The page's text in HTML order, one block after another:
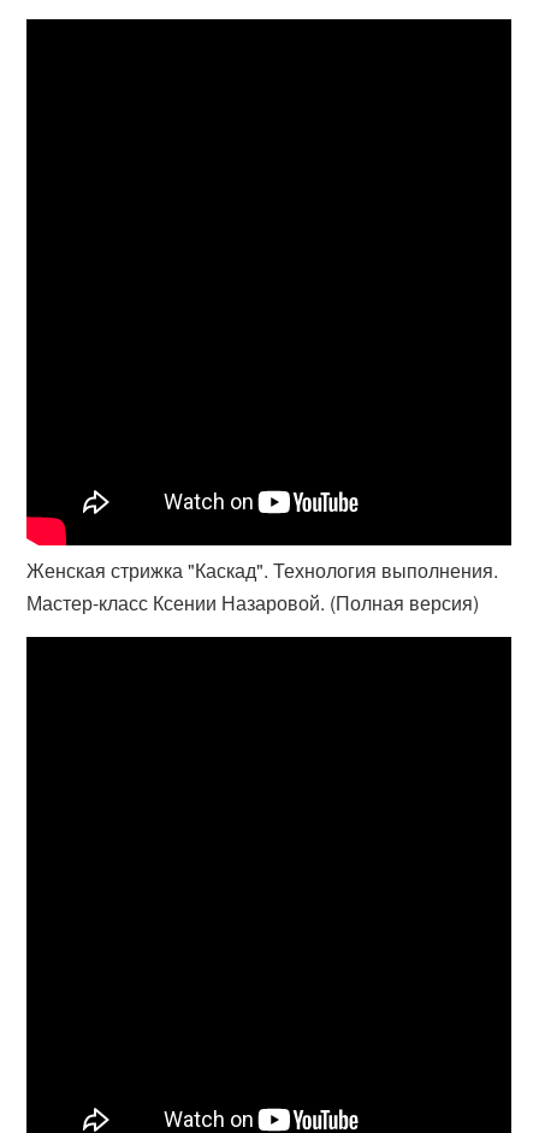
Женская стрижка "Каскад". Технология выполнения.
Мастер-класс Ксении Назаровой. (Полная версия)